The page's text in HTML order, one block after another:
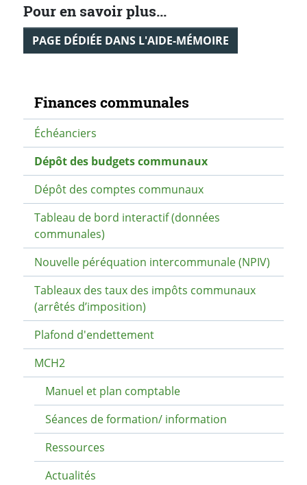
Pour en savoir plus...
PAGE DÉDIÉE DANS L'AIDE-MÉMOIRE
Navigation secondaire
Finances communales
Échéanciers
Dépôt des budgets communaux
Dépôt des comptes communaux
Tableau de bord interactif (données
communales)
Nouvelle péréquation intercommunale (NPIV)
Tableaux des taux des impôts communaux
(arrêtés d’imposition)
Plafond d'endettement
MCH2
Manuel et plan comptable
Séances de formation/ information
Ressources
Actualités